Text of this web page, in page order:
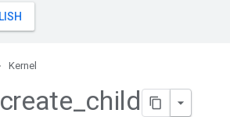
Kernel
create_child